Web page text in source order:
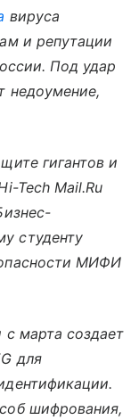
вируса
и репутации
Под удар
недоумение,
гигантов и
Tech Mail.Ru
студенту
МИФИ
марта создает
для
шифрования,